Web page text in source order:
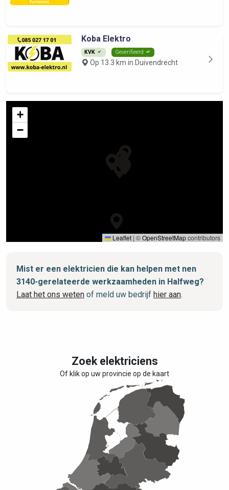
Koba Elektro
KVK Geverifieerd
Op 13.3 km in Duivendrecht
+
−
Leaflet | ©OpenStreetMapcontributors
Mist er een elektricien die kan helpen met nen
3140-gerelateerde werkzaamheden in Halfweg?
Laat het ons weten of meld uw bedrijf hier aan.
Zoek elektriciens
Of klik op uw provincie op de kaart